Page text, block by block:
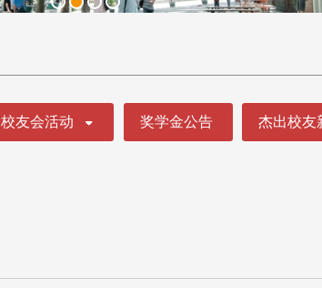
校友会活动 奖学金公告 杰出校友